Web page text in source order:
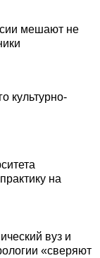
мешают не
культурно-
на
вуз и
«сверяют